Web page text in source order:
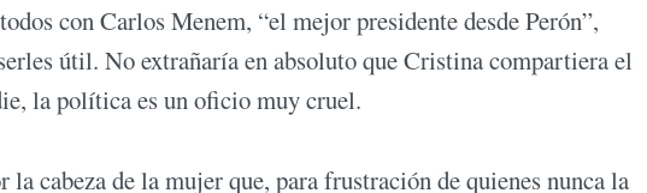
con Carlos Menem, “el mejor presidente desde Perón”,
útil. No extrañaría en absoluto que Cristina compartiera el
la política es un oficio muy cruel.
cabeza de la mujer que, para frustración de quienes nunca la